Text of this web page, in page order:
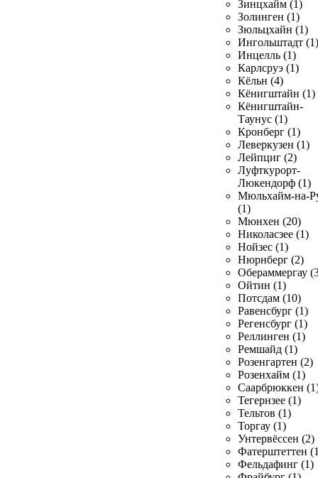
Зинцхайм (1)
Золинген (1)
Зюльцхайн (1)
Ингольштадт (1)
Инцелль (1)
Карлсруэ (1)
Кёльн (4)
Кёнигштайн (1)
Кёнигштайн-
Таунус (1)
Кронберг (1)
Леверкузен (1)
Лейпциг (2)
Луфткурорт-
Люкендорф (1)
Мюльхайм-на-
(1)
Мюнхен (20)
Николасзее (1)
Нойзес (1)
Нюрнберг (2)
Обераммергау
Ойтин (1)
Потсдам (10)
Равенсбург (1)
Регенсбург (1)
Реллинген (1)
Ремшайд (1)
Розенгартен (2)
Розенхайм (1)
Саарбрюккен
Тегернзее (1)
Тельтов (1)
Торгау (1)
Унтервёссен (2)
Фатерштеттен
Фельдафинг (1)